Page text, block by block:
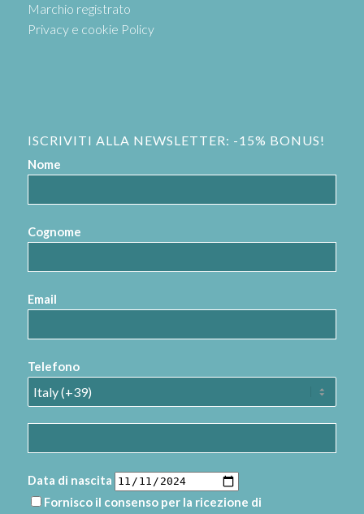
Marchio registrato
Privacy e cookie Policy
ISCRIVITI ALLA NEWSLETTER: -15% BONUS!
Nome
Cognome
Email
Telefono
Data di nascita
Fornisco il consenso per la ricezione di